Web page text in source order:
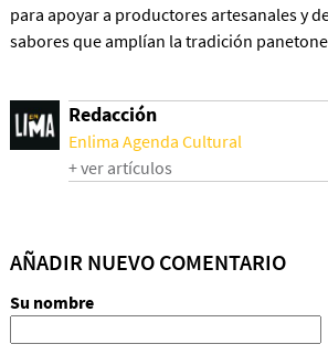
para apoyar a productores artesanales y
sabores que amplían la tradición
Redacción
Enlima Agenda Cultural
+ ver artículos
AÑADIR NUEVO COMENTARIO
Su nombre